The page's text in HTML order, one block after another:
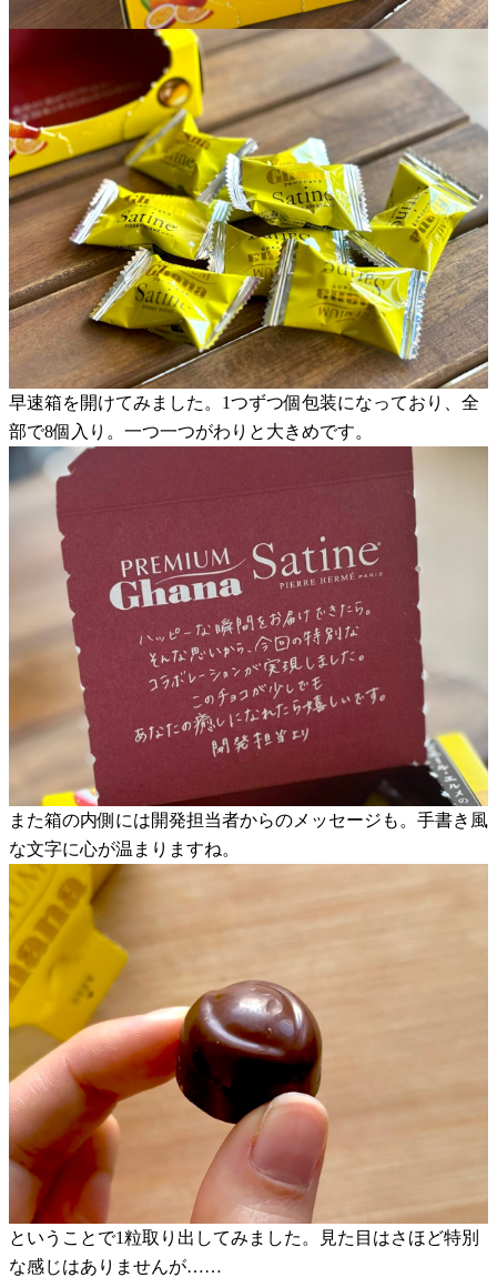
早速箱を開けてみました。1つずつ個包装になっており、全
部で8個入り。一つ一つがわりと大きめです。
また箱の内側には開発担当者からのメッセージも。手書き風
な文字に心が温まりますね。
ということで1粒取り出してみました。見た目はさほど特別
な感じはありませんが……